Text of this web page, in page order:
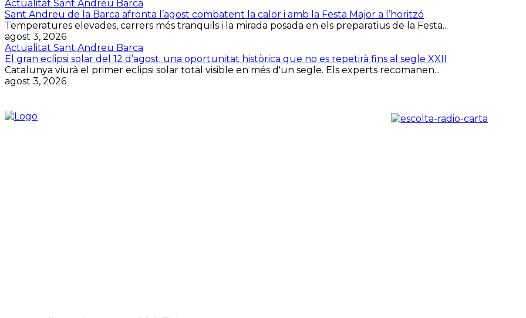
Actualitat Sant Andreu Barca
Sant Andreu de la Barca afronta l’agost combatent la calor i amb la Festa Major a l’horitzó
Temperatures elevades, carrers més tranquils i la mirada posada en els preparatius de la Festa...
agost 3, 2026
Actualitat Sant Andreu Barca
El gran eclipsi solar del 12 d’agost: una oportunitat històrica que no es repetirà fins al segle XXII
Catalunya viurà el primer eclipsi solar total visible en més d'un segle. Els experts recomanen...
agost 3, 2026